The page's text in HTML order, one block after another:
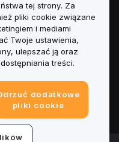
tej strony. Za
pliki cookie związane
i mediami
Twoje ustawienia,
ulepszać ją oraz
treści.
dodatkowe
pliki cookie